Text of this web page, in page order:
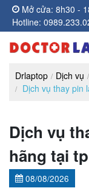
Mở cửa: 8h30 -
Hotline:
Drlaptop Dịch vụ
Dịch vụ thay pin
Dịch vụ
hãng tại
08/08/2026